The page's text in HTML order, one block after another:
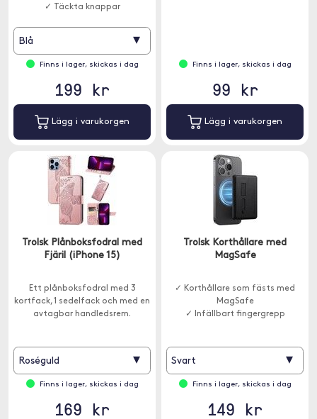
✓ Täckta knappar
Blå ▾
Finns i lager, skickas i dag
199 kr
Lägg i varukorgen
Finns i lager, skickas i dag
99 kr
Lägg i varukorgen
Trolsk Plånboksfodral med
Fjäril (iPhone 15)
Ett plånboksfodral med 3
kortfack, 1 sedelfack och med en
avtagbar handledsrem.
Roséguld ▾
Finns i lager, skickas i dag
169 kr
Trolsk Korthållare med
MagSafe
✓ Korthållare som fästs med
MagSafe
✓ Infällbart fingergrepp
Svart ▾
Finns i lager, skickas i dag
149 kr